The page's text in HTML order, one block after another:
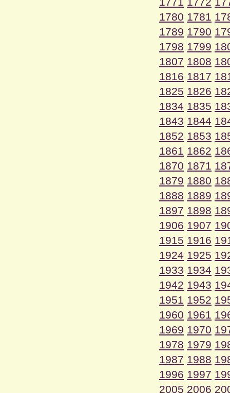
1780 1781
1789 1790
1798 1799
1807 1808
1816 1817
1825 1826
1834 1835
1843 1844
1852 1853
1861 1862
1870 1871
1879 1880
1888 1889
1897 1898
1906 1907
1915 1916
1924 1925
1933 1934
1942 1943
1951 1952
1960 1961
1969 1970
1978 1979
1987 1988
1996 1997
2005 2006